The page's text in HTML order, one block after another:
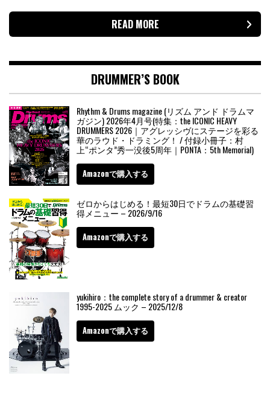
READ MORE
DRUMMER’S BOOK
Rhythm & Drums magazine (リズム アンド ドラムマ
ガジン) 2026年4月号(特集：the ICONIC HEAVY
DRUMMERS 2026｜アグレッシヴにステージを彩る
華のラウド・ドラミング！ / 付録小冊子：村
上“ポンタ”秀一没後5周年｜PONTA：5th Memorial)
Amazonで購入する
ゼロからはじめる！最短30日でドラムの基礎習
得メニュー – 2026/9/16
Amazonで購入する
yukihiro：the complete story of a drummer & creator
1995-2025 ムック – 2025/12/8
Amazonで購入する